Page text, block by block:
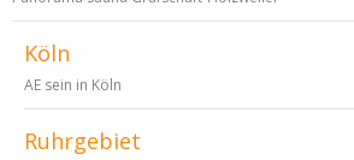
Köln
AE sein in Köln
Ruhrgebiet